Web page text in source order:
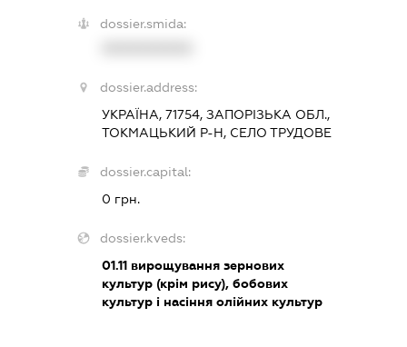
dossier.smida:
dossier.address:
УКРАЇНА, 71754, ЗАПОРІЗЬКА ОБЛ.,
ТОКМАЦЬКИЙ Р-Н, СЕЛО ТРУДОВЕ
dossier.capital:
0 грн.
dossier.kveds:
01.11вирощування зернових
культур (крім рису), бобових
культур і насіння олійних культур